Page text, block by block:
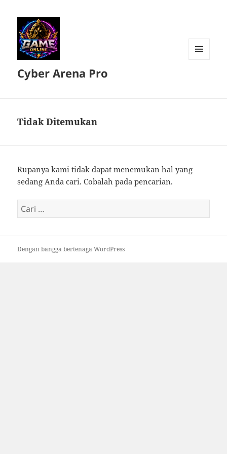
Cyber Arena Pro
Tidak Ditemukan
Rupanya kami tidak dapat menemukan hal yang
sedang Anda cari. Cobalah pada pencarian.
Cari
untuk:
Dengan bangga bertenaga WordPress